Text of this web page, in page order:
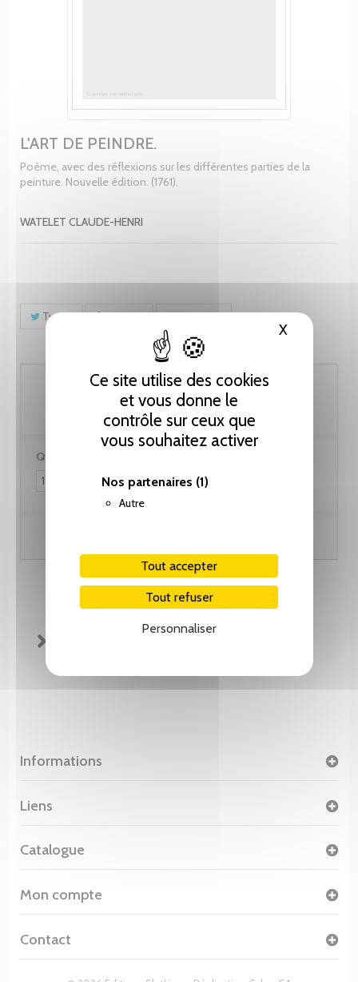
Ce site utilise des cookies
et vous donne le
contrôle sur ceux que
vous souhaitez activer
Nos partenaires (1)
Autre
Tout accepter
Tout refuser
Personnaliser
XMasquer
L'ART DE PEINDRE.
Poème, avec des réflexions sur les différentes parties de la
peinture. Nouvelle édition. (1761).
WATELET CLAUDE-HENRI
Tweet Partager Pinterest
76.95 CHF
Quantité :
Informations
Liens
Catalogue
Mon compte
Contact